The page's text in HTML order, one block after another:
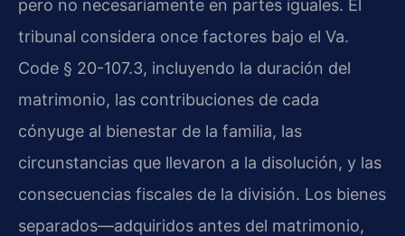
pero no necesariamente en partes iguales. El
tribunal considera once factores bajo el Va.
Code § 20-107.3, incluyendo la duración del
matrimonio, las contribuciones de cada
cónyuge al bienestar de la familia, las
circunstancias que llevaron a la disolución, y las
consecuencias fiscales de la división. Los bienes
separados—adquiridos antes del matrimonio,